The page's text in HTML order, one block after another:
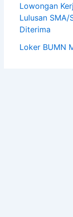
Lowongan
Lulusan SMA/
Diterima
Loker BUMN